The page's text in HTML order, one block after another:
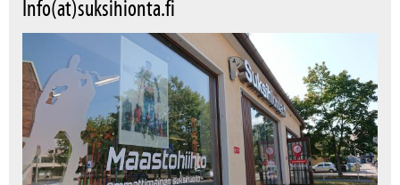
Info(at)suksihionta.fi